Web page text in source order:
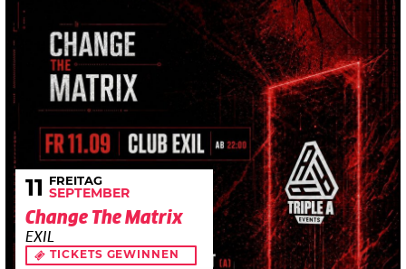
11 FREITAG
SEPTEMBER
Change The Matrix
EXIL
TICKETS GEWINNEN